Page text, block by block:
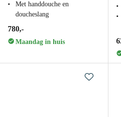
Met handdouche en
doucheslang
780,-
Maandag in huis